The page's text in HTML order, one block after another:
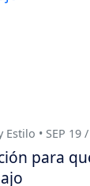
Estilo • SEP 19
para